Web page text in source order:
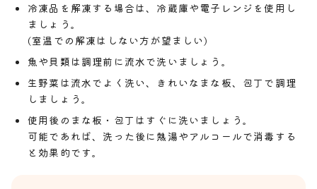
冷凍品を解凍する場合は、冷蔵庫や電子レンジを使用し
ましょう。
(室温での解凍はしない方が望ましい)
魚や貝類は調理前に流水で洗いましょう。
生野菜は流水でよく洗い、きれいなまな板、包丁で調理
しましょう。
使用後のまな板・包丁はすぐに洗いましょう。
可能であれば、洗った後に熱湯やアルコールで消毒する
と効果的です。